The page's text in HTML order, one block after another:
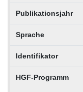
Publikationsjahr
Sprache
Identifikator
HGF-Programm